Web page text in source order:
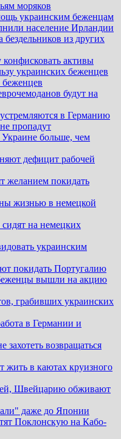
моряков
украинским беженцам
население Ирландии
из других
активы
украинских беженцев
будут на
в Германию
пропадут
больше, чем
дефицит рабочей
желанием покидать
жизнью в немецкой
на немецких
украинским
покидать Португалию
вышли на акцию
грабивших украинских
в Германии и
возвращаться
жить в каютах круизного
Швейцарию обживают
даже до Японии
Поклонскую на Кабо-